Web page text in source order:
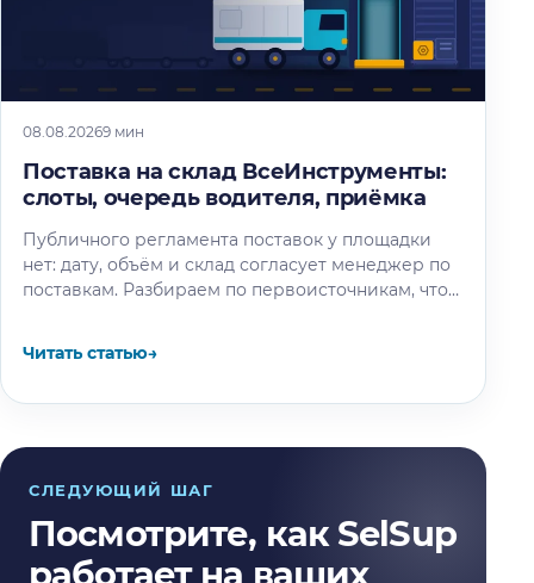
08.08.20269 мин
Поставка на склад ВсеИнструменты:
слоты, очередь водителя, приёмка
Публичного регламента поставок у площадки
нет: дату, объём и склад согласует менеджер по
поставкам. Разбираем по первоисточникам, что
Читать статью→
СЛЕДУЮЩИЙ ШАГ
Посмотрите, как SelSup
работает на ваших